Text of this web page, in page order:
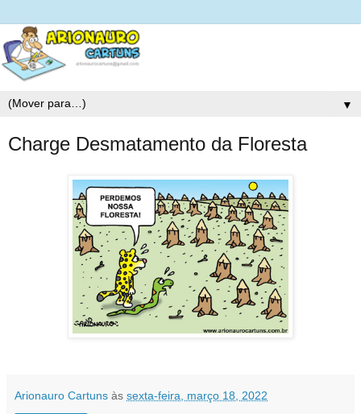
▼
Charge Desmatamento da Floresta
Arionauro Cartuns às sexta-feira, março 18, 2022